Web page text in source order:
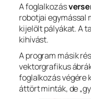
A foglalkozás
robotjai egymással
kijelölt pályákat. A
kihívást.
A program másik
vektorgrafikus
foglalkozás végére
áttört minták, de